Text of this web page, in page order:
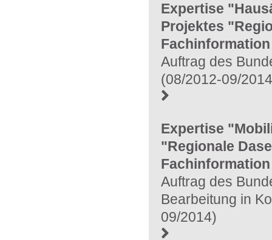
Expertise
Projektes
Fachinformation
Auftrag des
(08/2012-09/
Expertise
"Regionale
Fachinformation
Auftrag des
Bearbeitung in
09/2014)